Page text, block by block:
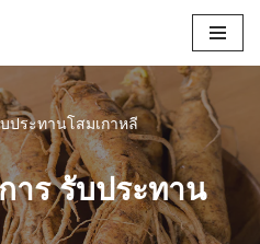
ประทานโสมเกาหลี
าร รับประทาน